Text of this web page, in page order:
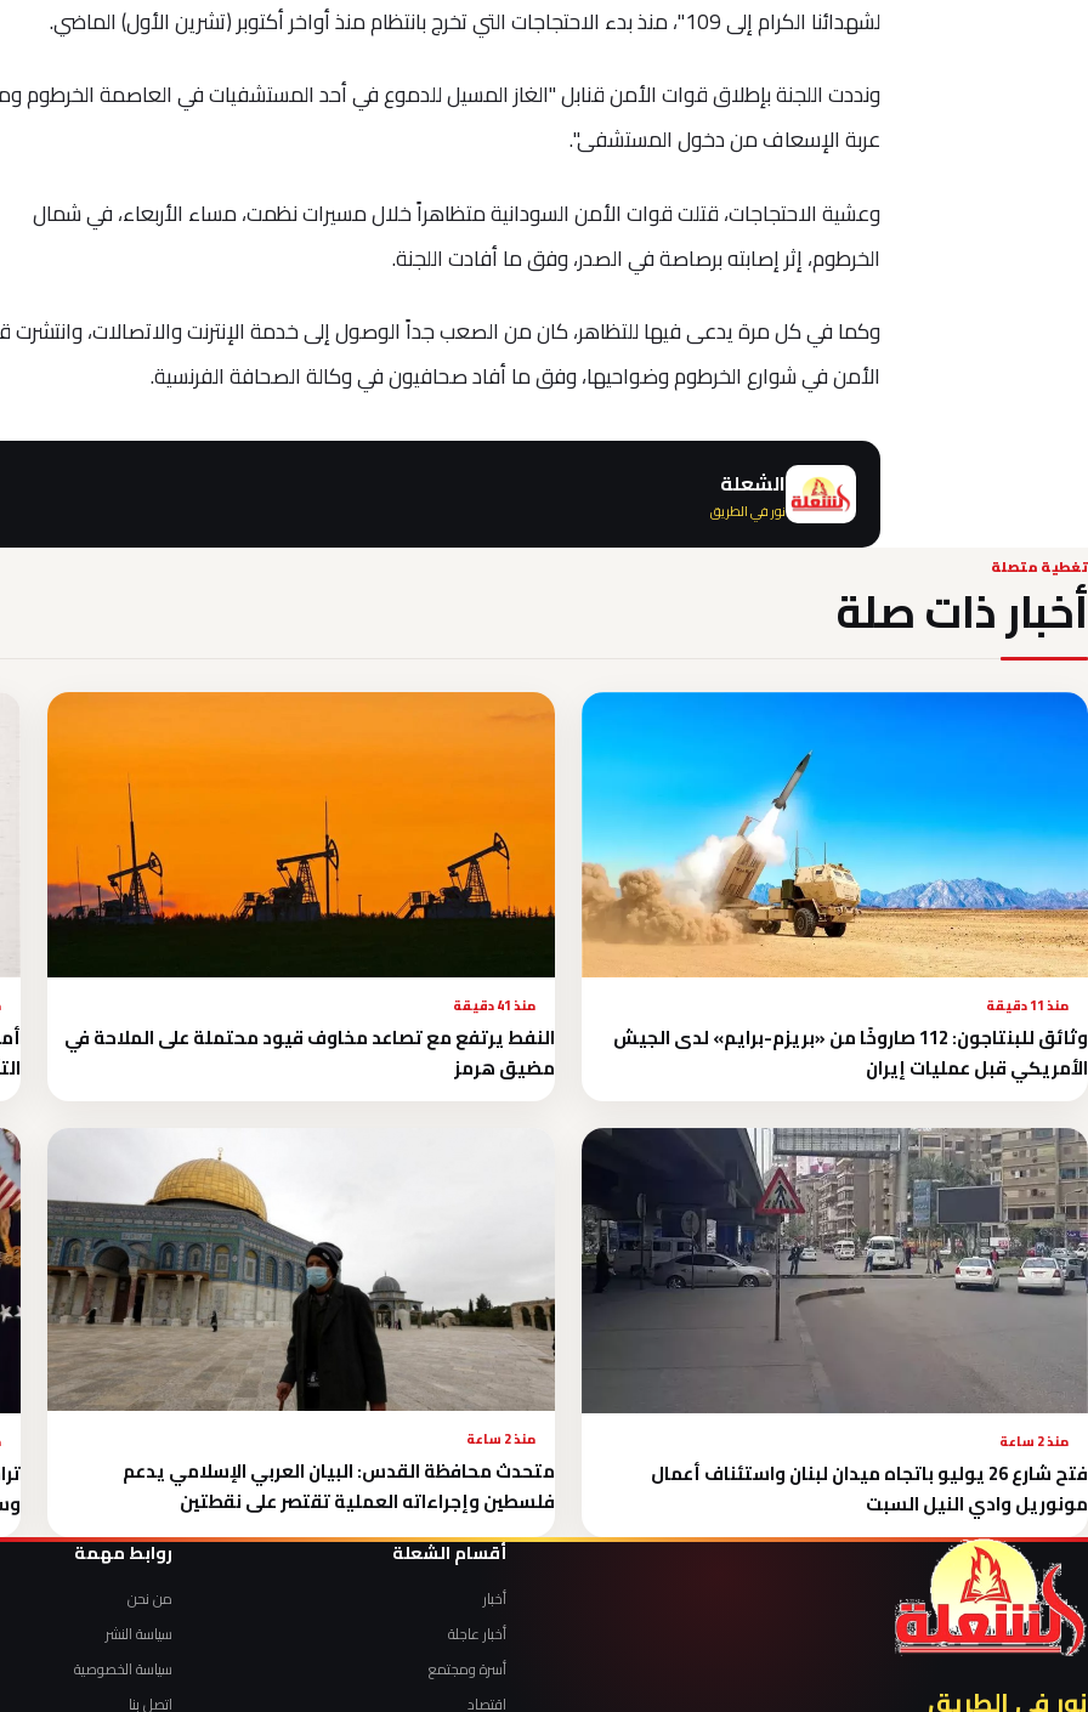
لشهدائنا الكرام إلى 109"، منذ بدء الاحتجاجات التي تخرج بانتظام منذ أواخر أكتوبر (تشرين الأول) الماضي.
ونددت اللجنة بإطلاق قوات الأمن قنابل "الغاز المسيل للدموع في أحد المستشفيات في العاصمة الخرطوم
عربة الإسعاف من دخول المستشفى".
وعشية الاحتجاجات، قتلت قوات الأمن السودانية متظاهراً خلال مسيرات نظمت، مساء الأربعاء، في شمال
الخرطوم، إثر إصابته برصاصة في الصدر، وفق ما أفادت اللجنة.
وكما في كل مرة يدعى فيها للتظاهر، كان من الصعب جداً الوصول إلى خدمة الإنترنت والاتصالات، وانتشرت
الأمن في شوارع الخرطوم وضواحيها، وفق ما أفاد صحافيون في وكالة الصحافة الفرنسية.
الشعلة
نور في الطريق
تغطية متصلة
أخبار ذات صلة
منذ 11 دقيقة
وثائق للبنتاجون: 112 صاروخًا من «بريزم-برايم» لدى الجيش
الأمريكي قبل عمليات إيران
منذ 41 دقيقة
النفط يرتفع مع تصاعد مخاوف قيود محتملة على الملاحة في
مضيق هرمز
منذ 2 ساعة
فتح شارع 26 يوليو باتجاه ميدان لبنان واستئناف أعمال
مونوريل وادي النيل السبت
منذ 2 ساعة
متحدث محافظة القدس: البيان العربي الإسلامي يدعم
فلسطين وإجراءاته العملية تقتصر على نقطتين
نور في الطريق
أقسام الشعلة
أخبار
أخبار عاجلة
أسرة ومجتمع
اقتصاد
روابط مهمة
من نحن
سياسة النشر
سياسة الخصوصية
اتصل بنا